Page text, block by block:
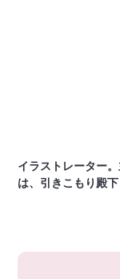
イラストレーター
は、引きこもり殿